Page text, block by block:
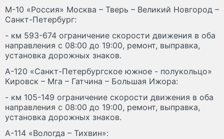
М-10 «Россия» Москва – Тверь – Великий Новгород –
Санкт-Петербург:
- км 593-674 ограничение скорости движения в оба
направления с 08:00 до 19:00, ремонт, выправка,
установка дорожных знаков.
А-120 «Санкт-Петербургское южное - полукольцо»
Кировск – Мга – Гатчина – Большая Ижора:
- км 105-149 ограничение скорости движения в оба
направления с 08:00 до 19:00, ремонт, выправка,
установка дорожных знаков.
А-114 «Вологда – Тихвин»: